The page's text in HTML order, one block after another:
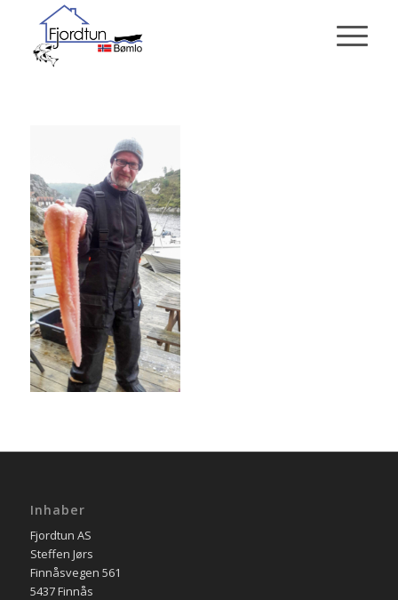
Inhaber
Fjordtun AS
Steffen Jørs
Finnåsvegen 561
5437 Finnås